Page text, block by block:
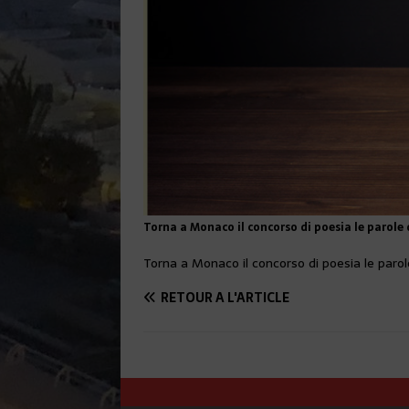
Torna a Monaco il concorso di poesia le
Torna a Monaco il concorso di poesia le
RETOUR À L'ARTICLE